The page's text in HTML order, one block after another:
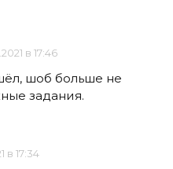
в 17:46
шоб больше не
задания.
в 17:34